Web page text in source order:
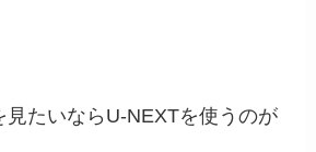
見たいならU-NEXTを使うのが